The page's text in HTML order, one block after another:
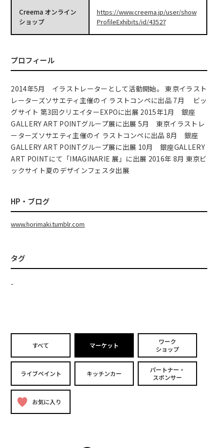
Creema オンライン
ショップ
https://www.creema.jp/user/show
ProfileExhibits/id/43527
プロフィール
2014年5月 イラストレーターとして活動開始。 東京イラスト
レーターズソサエティ主催のイ ラストコンペに出品 7月 ビッ
グサイト 第3回クリエイターEXPOに出展 2015年1月 銀座
GALLERY ART POINTグループ展に出展 5月 東京イラストレ
ーターズソサエティ主催のイ ラストコンペに出品 8月 銀座
GALLERY ART POINTグループ展に出展 10月 銀座GALLERY
ART POINTにて「IMAGINARIE 展」に出展 2016年 8月 東京ビ
ックサイト夏のデザインフェスタ出展
HP・ブログ
www.horimaki.tumblr.com
タグ
-
すべて マーケット
ワーク
ショップ
ライブペイント キッチンカー
パートナー・
スポンサー
お気に入り